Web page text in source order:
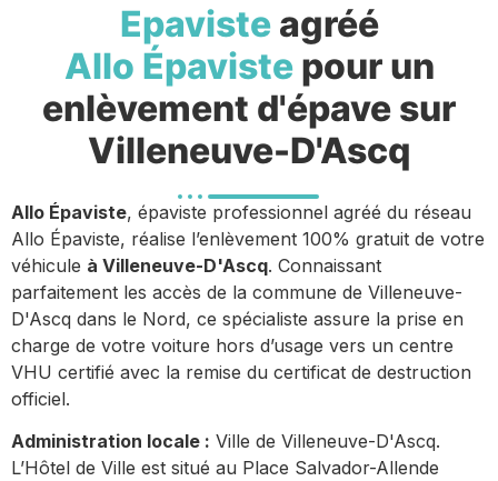
Epavisteagréé
Allo Épavistepour un
enlèvement d'épave sur
Villeneuve-D'Ascq
Allo Épaviste, épaviste professionnel agréé du réseau
Allo Épaviste, réalise l’enlèvement 100% gratuit de votre
véhicule à Villeneuve-D'Ascq. Connaissant
parfaitement les accès de la commune de Villeneuve-
D'Ascq dans le Nord, ce spécialiste assure la prise en
charge de votre voiture hors d’usage vers un centre
VHU certifié avec la remise du certificat de destruction
officiel.
Administration locale : Ville de Villeneuve-D'Ascq.
L’Hôtel de Ville est situé au Place Salvador-Allende